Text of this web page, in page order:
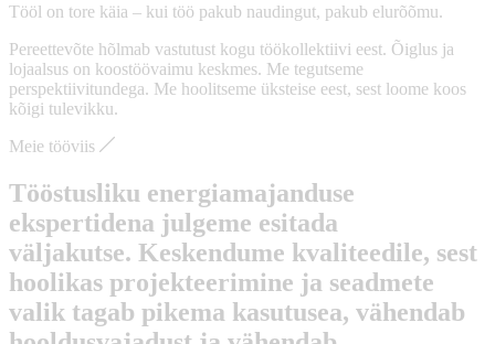
Tööl on tore käia – kui töö pakub naudingut, pakub elurõõmu.
Pereettevõte hõlmab vastutust kogu töökollektiivi eest. Õiglus ja
lojaalsus on koostöövaimu keskmes. Me tegutseme
perspektiivitundega. Me hoolitseme üksteise eest, sest loome koos
kõigi tulevikku.
Meie tööviis
Tööstusliku energiamajanduse
ekspertidena julgeme esitada
väljakutse. Keskendume kvaliteedile, sest
hoolikas projekteerimine ja seadmete
valik tagab pikema kasutusea, vähendab